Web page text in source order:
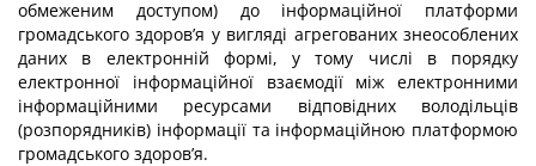
обмеженим доступом) до інформаційної платформи
громадського здоров’я у вигляді агрегованих знеособлених
даних в електронній формі, у тому числі в порядку
електронної інформаційної взаємодії між електронними
інформаційними ресурсами відповідних володільців
(розпорядників) інформації та інформаційною платформою
громадського здоров’я.